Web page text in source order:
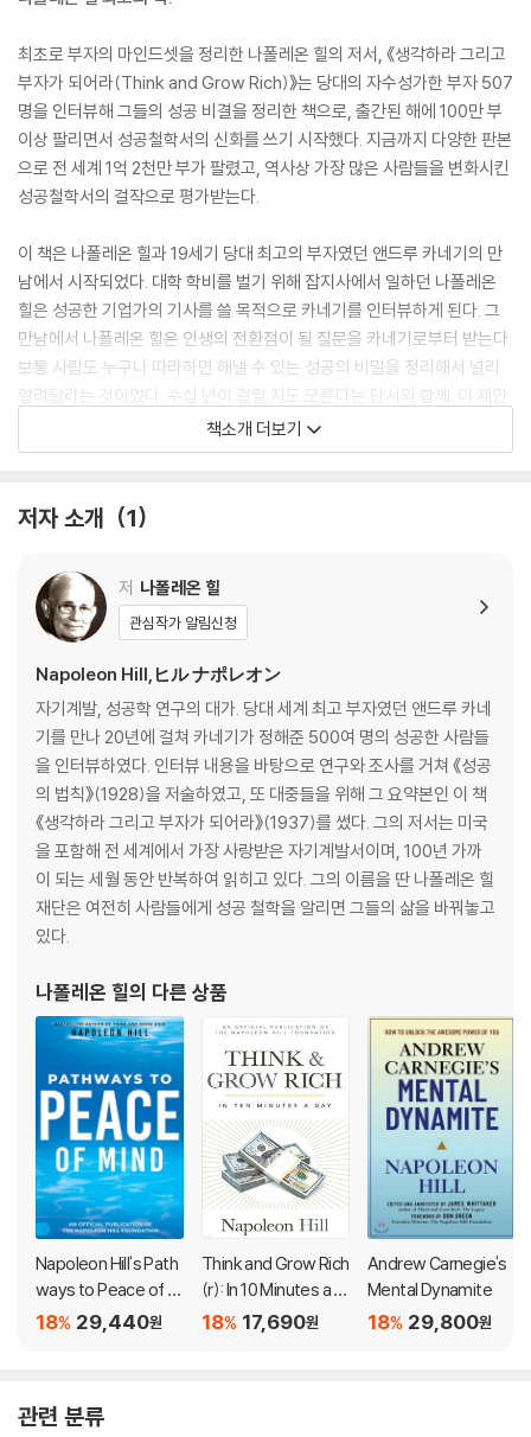
최초로 부자의 마인드셋을 정리한 나폴레온 힐의 저서, 《생각하라 그리고
부자가 되어라(Think and Grow Rich)》는 당대의 자수성가한 부자 507
명을 인터뷰해 그들의 성공 비결을 정리한 책으로, 출간된 해에 100만 부
이상 팔리면서 성공철학서의 신화를 쓰기 시작했다. 지금까지 다양한 판본
으로 전 세계 1억 2천만 부가 팔렸고, 역사상 가장 많은 사람들을 변화시킨
성공철학서의 걸작으로 평가받는다.
이 책은 나폴레온 힐과 19세기 당대 최고의 부자였던 앤드루 카네기의 만
남에서 시작되었다. 대학 학비를 벌기 위해 잡지사에서 일하던 나폴레온
힐은 성공한 기업가의 기사를 쓸 목적으로 카네기를 인터뷰하게 된다. 그
만남에서 나폴레온 힐은 인생의 전환점이 될 질문을 카네기로부터 받는다.
보통 사람도 누구나 따라하면 해낼 수 있는 성공의 비밀을 정리해서 널리
알려달라는 것이었다. 수십 년이 걸릴 지도 모른다는 단서와 함께. 이 제안
을 받아들이는데 29초밖에 걸리지 않았다고 나폴레온 힐은 책에서 밝히고
있다.
심리적인 측면에서 부자의 마인드셋을 체계적으로 정리한 책은 이 책이 최
우 효과적이라고 밝혀진 것처럼 선구적인 것이었다. 성공과 부를 이루는
데 마음가짐이 얼마나 큰 역할을 하는지 이토록 풍부한 자료와 함께, 구체
적인 실천 방법을 기술한 책은 없었다. 출간 후 80년 넘게 최장기 스테디셀
와 내용에 영향을 받지 않은 사람은 아무도 없다고 해도 과언이 아니다.
THINK AND GROW RICH is a book said to have created more m
illionaires than any other book in history but more than being ju
st a financial miracle-read, it is also one of the original lessons
on the power of mind, and the law of attraction.
Written during the Great Depression, against a backdrop of mi
llions of people out of work and a looming world war, Napoleo
You'll learn the secrets used by the ultra-wealthy and success
ful, secrets and principles which, when applied, work just the s
ame today. You'll learn practical steps on how to transform yo
ur dreams into reality, and how to apply all the traits of succes
sful people to your life.
책소개 더보기
저자 소개 1
저 나폴레온 힐
관심작가 알림신청
Napoleon Hill,ヒル ナポレオン
자기계발, 성공학 연구의 대가. 당대 세계 최고 부자였던 앤드루 카네
기를 만나 20년에 걸쳐 카네기가 정해준 500여 명의 성공한 사람들
을 인터뷰하였다. 인터뷰 내용을 바탕으로 연구와 조사를 거쳐 《성공
의 법칙》(1928)을 저술하였고, 또 대중들을 위해 그 요약본인 이 책
《생각하라 그리고 부자가 되어라》(1937)를 썼다. 그의 저서는 미국
을 포함해 전 세계에서 가장 사랑받은 자기계발서이며, 100년 가까
이 되는 세월 동안 반복하여 읽히고 있다. 그의 이름을 딴 나폴레온 힐
재단은 여전히 사람들에게 성공 철학을 알리면 그들의 삶을 바꿔놓고
있다.
나폴레온 힐의 다른 상품
Napoleon Hill's Path
ways to Peace of Mi
nd
29,440원
18%
Think and Grow Rich
(r): In 10 Minutes a D
ay
17,690원
18%
Andrew Carnegie's
Mental Dynamite
29,800원
18%
관련 분류